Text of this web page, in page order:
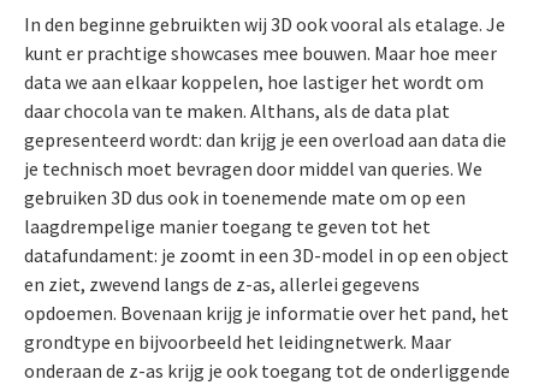
In den beginne gebruikten wij 3D ook vooral als etalage. Je
kunt er prachtige showcases mee bouwen. Maar hoe meer
data we aan elkaar koppelen, hoe lastiger het wordt om
daar chocola van te maken. Althans, als de data plat
gepresenteerd wordt: dan krijg je een overload aan data die
je technisch moet bevragen door middel van queries. We
gebruiken 3D dus ook in toenemende mate om op een
laagdrempelige manier toegang te geven tot het
datafundament: je zoomt in een 3D-model in op een object
en ziet, zwevend langs de z-as, allerlei gegevens
opdoemen. Bovenaan krijg je informatie over het pand, het
grondtype en bijvoorbeeld het leidingnetwerk. Maar
onderaan de z-as krijg je ook toegang tot de onderliggende